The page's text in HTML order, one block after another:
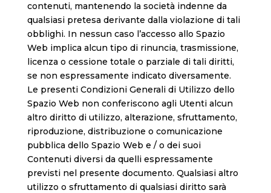
contenuti, mantenendo la società indenne da
qualsiasi pretesa derivante dalla violazione di tali
obblighi. In nessun caso l’accesso allo Spazio
Web implica alcun tipo di rinuncia, trasmissione,
licenza o cessione totale o parziale di tali diritti,
se non espressamente indicato diversamente.
Le presenti Condizioni Generali di Utilizzo dello
Spazio Web non conferiscono agli Utenti alcun
altro diritto di utilizzo, alterazione, sfruttamento,
riproduzione, distribuzione o comunicazione
pubblica dello Spazio Web e / o dei suoi
Contenuti diversi da quelli espressamente
previsti nel presente documento. Qualsiasi altro
utilizzo o sfruttamento di qualsiasi diritto sarà